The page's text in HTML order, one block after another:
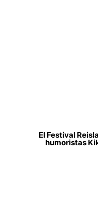
El Festival
humoristas